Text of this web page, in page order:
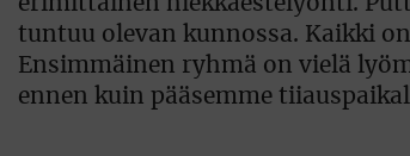
tuntuu olevan kunnossa. Kaikki
Ensimmäinen ryhmä on vielä
ennen kuin pääsemme